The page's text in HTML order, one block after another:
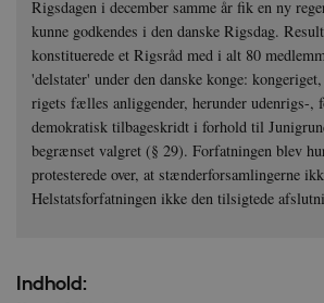
Rigsdagen i december samme år fik en ny
kunne godkendes i den danske Rigsdag.
konstituerede et Rigsråd med i alt 80
'delstater' under den danske konge:
rigets fælles anliggender, herunder udenrigs-
demokratisk tilbageskridt i forhold til
begrænset valgret (§ 29). Forfatningen blev
protesterede over, at stænderforsamlingerne
Helstatsforfatningen ikke den tilsigtede
Indhold: